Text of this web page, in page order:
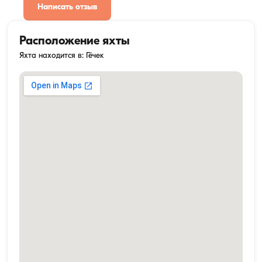
Написать отзыв
Расположение яхты
Яхта находится в: Гёчек